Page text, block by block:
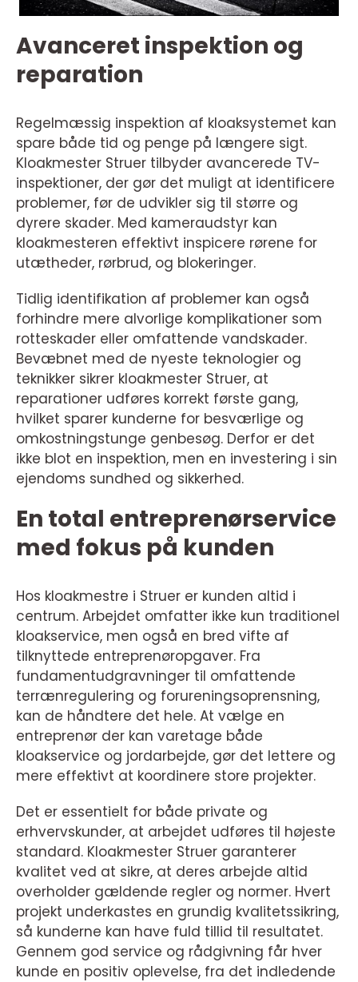
Avanceret inspektion og
reparation
Regelmæssig inspektion af kloaksystemet kan
spare både tid og penge på længere sigt.
Kloakmester Struer tilbyder avancerede TV-
inspektioner, der gør det muligt at identificere
problemer, før de udvikler sig til større og
dyrere skader. Med kameraudstyr kan
kloakmesteren effektivt inspicere rørene for
utætheder, rørbrud, og blokeringer.
Tidlig identifikation af problemer kan også
forhindre mere alvorlige komplikationer som
rotteskader eller omfattende vandskader.
Bevæbnet med de nyeste teknologier og
teknikker sikrer kloakmester Struer, at
reparationer udføres korrekt første gang,
hvilket sparer kunderne for besværlige og
omkostningstunge genbesøg. Derfor er det
ikke blot en inspektion, men en investering i sin
ejendoms sundhed og sikkerhed.
En total entreprenørservice
med fokus på kunden
Hos kloakmestre i Struer er kunden altid i
centrum. Arbejdet omfatter ikke kun traditionel
kloakservice, men også en bred vifte af
tilknyttede entreprenøropgaver. Fra
fundamentudgravninger til omfattende
terrænregulering og forureningsoprensning,
kan de håndtere det hele. At vælge en
entreprenør der kan varetage både
kloakservice og jordarbejde, gør det lettere og
mere effektivt at koordinere store projekter.
Det er essentielt for både private og
erhvervskunder, at arbejdet udføres til højeste
standard. Kloakmester Struer garanterer
kvalitet ved at sikre, at deres arbejde altid
overholder gældende regler og normer. Hvert
projekt underkastes en grundig kvalitetssikring,
så kunderne kan have fuld tillid til resultatet.
Gennem god service og rådgivning får hver
kunde en positiv oplevelse, fra det indledende